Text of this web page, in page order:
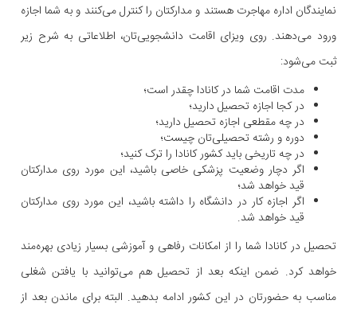
نمایندگان اداره مهاجرت هستند و مدارکتان را کنترل می‌کنند و به شما اجازه
ورود می‌دهند. روی ویزای اقامت دانشجویی‌تان، اطلاعاتی به شرح زیر
ثبت می‌شود:
مدت اقامت شما در کانادا چقدر است؛
در کجا اجازه تحصیل دارید؛
در چه مقطعی اجازه تحصیل دارید؛
دوره و رشته تحصیلی‌تان چیست؛
در چه تاریخی باید کشور کانادا را ترک کنید؛
اگر دچار وضعیت پزشکی خاصی باشید، این مورد روی مدارکتان
قید خواهد شد؛
اگر اجازه کار در دانشگاه را داشته باشید، این مورد روی مدارکتان
قید خواهد شد.
تحصیل در کانادا شما را از امکانات رفاهی و آموزشی بسیار زیادی بهره‌مند
خواهد کرد. ضمن اینکه بعد از تحصیل هم می‌توانید با یافتن شغلی
مناسب به حضورتان در این کشور ادامه بدهید. البته برای ماندن بعد از